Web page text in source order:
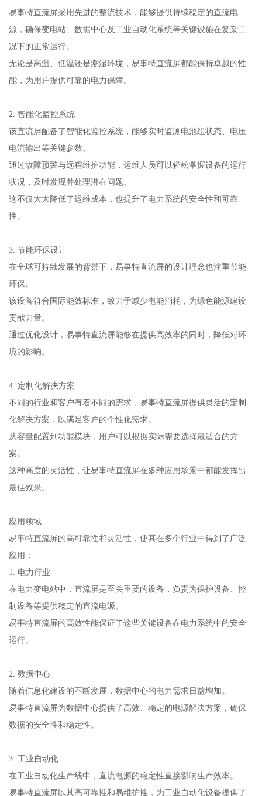
易事特直流屏采用先进的整流技术，能够提供持续稳定的直流电
源，确保变电站、数据中心及工业自动化系统等关键设施在复杂工
况下的正常运行。
无论是高温、低温还是潮湿环境，易事特直流屏都能保持卓越的性
能，为用户提供可靠的电力保障。
2. 智能化监控系统
该直流屏配备了智能化监控系统，能够实时监测电池组状态、电压
电流输出等关键参数。
通过故障预警与远程维护功能，运维人员可以轻松掌握设备的运行
状况，及时发现并处理潜在问题。
这不仅大大降低了运维成本，也提升了电力系统的安全性和可靠
性。
3. 节能环保设计
在全球可持续发展的背景下，易事特直流屏的设计理念也注重节能
环保。
该设备符合国际能效标准，致力于减少电能消耗，为绿色能源建设
贡献力量。
通过优化设计，易事特直流屏能够在提供高效率的同时，降低对环
境的影响。
4. 定制化解决方案
不同的行业和客户有着不同的需求，易事特直流屏提供灵活的定制
化解决方案，以满足客户的个性化需求。
从容量配置到功能模块，用户可以根据实际需要选择最适合的方
案。
这种高度的灵活性，让易事特直流屏在多种应用场景中都能发挥出
最佳效果。
应用领域
易事特直流屏的高可靠性和灵活性，使其在多个行业中得到了广泛
应用：
1. 电力行业
在电力变电站中，直流屏是至关重要的设备，负责为保护设备、控
制设备等提供稳定的直流电源。
易事特直流屏的高效性能保证了这些关键设备在电力系统中的安全
运行。
2. 数据中心
随着信息化建设的不断发展，数据中心的电力需求日益增加。
易事特直流屏为数据中心提供了高效、稳定的电源解决方案，确保
数据的安全性和稳定性。
3. 工业自动化
在工业自动化生产线中，直流电源的稳定性直接影响生产效率。
易事特直流屏以其高可靠性和易维护性，为工业自动化设备提供了